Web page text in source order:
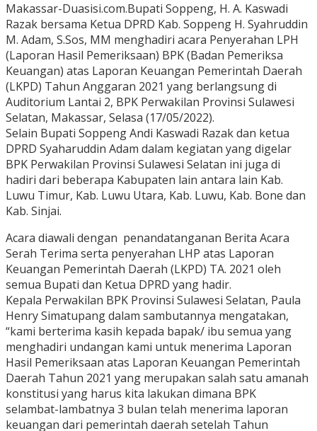
Makassar-Duasisi.com.Bupati Soppeng, H. A. Kaswadi
Razak bersama Ketua DPRD Kab. Soppeng H. Syahruddin
M. Adam, S.Sos, MM menghadiri acara Penyerahan LPH
(Laporan Hasil Pemeriksaan) BPK (Badan Pemeriksa
Keuangan) atas Laporan Keuangan Pemerintah Daerah
(LKPD) Tahun Anggaran 2021 yang berlangsung di
Auditorium Lantai 2, BPK Perwakilan Provinsi Sulawesi
Selatan, Makassar, Selasa (17/05/2022).
Selain Bupati Soppeng Andi Kaswadi Razak dan ketua
DPRD Syaharuddin Adam dalam kegiatan yang digelar
BPK Perwakilan Provinsi Sulawesi Selatan ini juga di
hadiri dari beberapa Kabupaten lain antara lain Kab.
Luwu Timur, Kab. Luwu Utara, Kab. Luwu, Kab. Bone dan
Kab. Sinjai.
Acara diawali dengan penandatanganan Berita Acara
Serah Terima serta penyerahan LHP atas Laporan
Keuangan Pemerintah Daerah (LKPD) TA. 2021 oleh
semua Bupati dan Ketua DPRD yang hadir.
Kepala Perwakilan BPK Provinsi Sulawesi Selatan, Paula
Henry Simatupang dalam sambutannya mengatakan,
“kami berterima kasih kepada bapak/ ibu semua yang
menghadiri undangan kami untuk menerima Laporan
Hasil Pemeriksaan atas Laporan Keuangan Pemerintah
Daerah Tahun 2021 yang merupakan salah satu amanah
konstitusi yang harus kita lakukan dimana BPK
selambat-lambatnya 3 bulan telah menerima laporan
keuangan dari pemerintah daerah setelah Tahun